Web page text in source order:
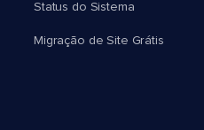
Status do Sistema
Migração de Site Grátis